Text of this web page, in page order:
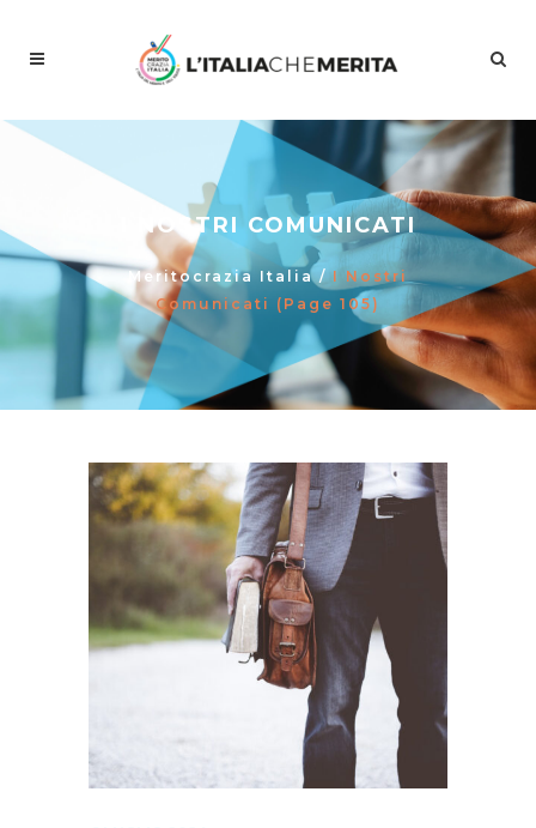
I NOSTRI COMUNICATI
Meritocrazia Italia/I Nostri
Comunicati (Page 105)